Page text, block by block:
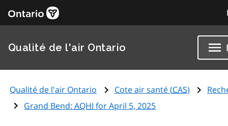
Qualité de l'air Ontario
Qualité de l'air Ontario Cote air santé (CAS)
Grand Bend:AQHI for April 5, 2025